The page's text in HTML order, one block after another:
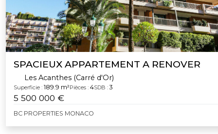
SPACIEUX APPARTEMENT A RENOVER
Les Acanthes (Carré d'Or)
Superficie : 189.9 m²Pièces : 4SDB : 3
5 500 000 €
BC PROPERTIES MONACO